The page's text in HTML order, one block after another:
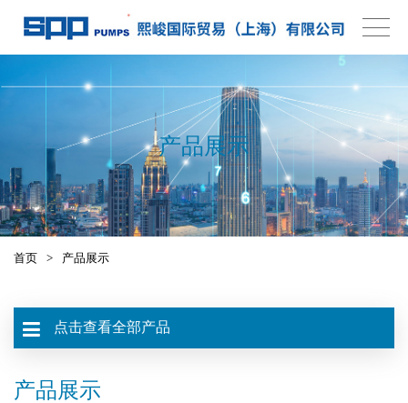
产品展示
首页 > 产品展示
点击查看全部产品
产品展示